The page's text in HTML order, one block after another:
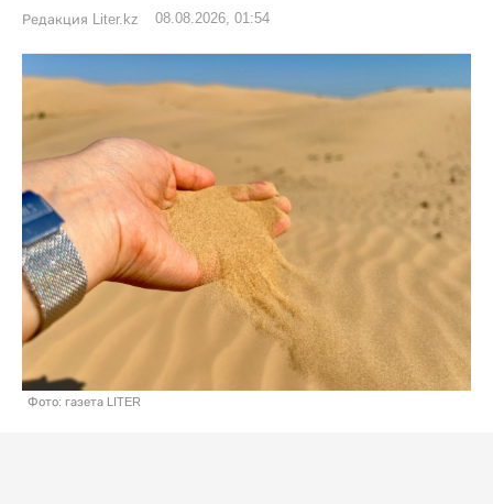
Редакция Liter.kz 08.08.2026, 01:54
Фото: газета LITER